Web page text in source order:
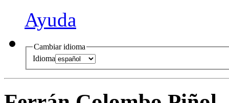
Ayuda
Cambiar idioma
Idioma